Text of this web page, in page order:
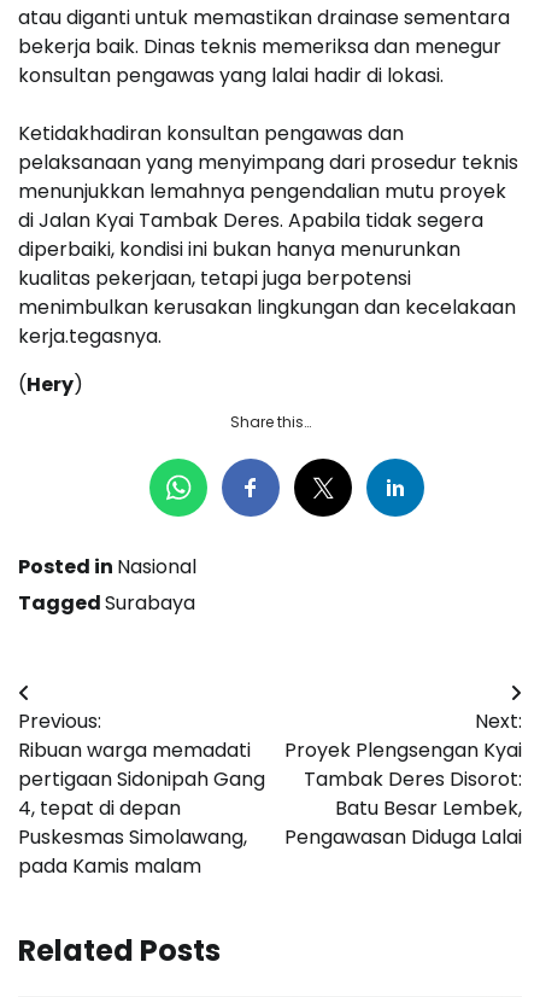
atau diganti untuk memastikan drainase sementara
bekerja baik. Dinas teknis memeriksa dan menegur
konsultan pengawas yang lalai hadir di lokasi.
Ketidakhadiran konsultan pengawas dan
pelaksanaan yang menyimpang dari prosedur teknis
menunjukkan lemahnya pengendalian mutu proyek
di Jalan Kyai Tambak Deres. Apabila tidak segera
diperbaiki, kondisi ini bukan hanya menurunkan
kualitas pekerjaan, tetapi juga berpotensi
menimbulkan kerusakan lingkungan dan kecelakaan
kerja.tegasnya.
(Hery)
Share this…
Posted in Nasional
TaggedSurabaya
Navigasi
pos
Previous:
Ribuan warga memadati
pertigaan Sidonipah Gang
4, tepat di depan
Puskesmas Simolawang,
pada Kamis malam
Next:
Proyek Plengsengan Kyai
Tambak Deres Disorot:
Batu Besar Lembek,
Pengawasan Diduga Lalai
Related Posts